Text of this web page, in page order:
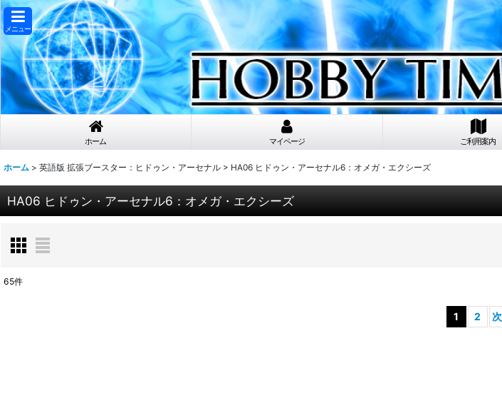
メニュー
ホーム マイページ ご利用案内
ホーム > 英語版 拡張ブースター：ヒドゥン・アーセナル > HA06 ヒドゥン・アーセナル6：オメガ・エクシーズ
HA06 ヒドゥン・アーセナル6：オメガ・エクシーズ
65件
1 2 次